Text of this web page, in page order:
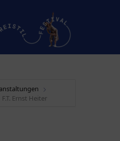
Ernst Heiter